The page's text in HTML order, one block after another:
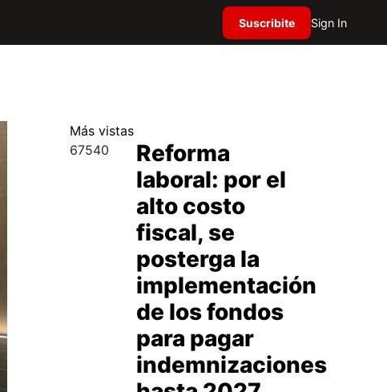
Suscribite Sign In
Más vistas
67540
Reforma
laboral: por el
alto costo
fiscal, se
posterga la
implementación
de los fondos
para pagar
indemnizaciones